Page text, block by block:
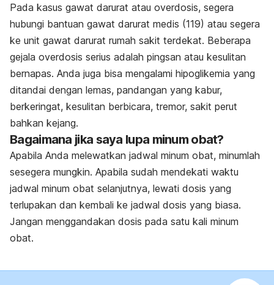
Pada kasus gawat darurat atau overdosis, segera
hubungi bantuan gawat darurat medis (119) atau segera
ke unit gawat darurat rumah sakit terdekat. Beberapa
gejala overdosis serius adalah pingsan atau kesulitan
bernapas. Anda juga bisa mengalami hipoglikemia yang
ditandai dengan lemas, pandangan yang kabur,
berkeringat, kesulitan berbicara, tremor, sakit perut
bahkan kejang.
Bagaimana jika saya lupa minum obat?
Apabila Anda melewatkan jadwal minum obat, minumlah
sesegera mungkin. Apabila sudah mendekati waktu
jadwal minum obat selanjutnya, lewati dosis yang
terlupakan dan kembali ke jadwal dosis yang biasa.
Jangan menggandakan dosis pada satu kali minum
obat.